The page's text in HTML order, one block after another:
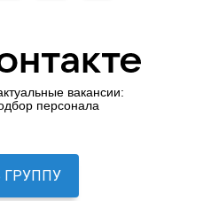
вакансии:
персонала
ГРУППУ